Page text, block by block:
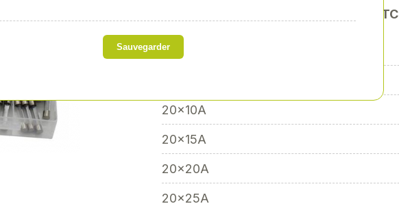
soit 19,78 € TTC
Assortiment de fusibles en verre :
20x10A
20x15A
20x20A
20x25A
Sauvegarder